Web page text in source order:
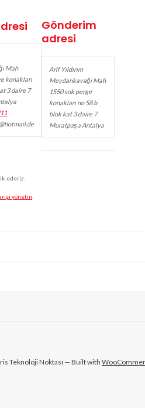
Mah
konakları
3 daire 7
Gönderim
adresi
Arif Yıldırım
Meydankavağı Mah
1550 sok perge
konakları no 58 b
blok kat 3 daire 7
Muratpaşa Antalya
ederiz.
yönetin
Teknoloji Noktası — Built with